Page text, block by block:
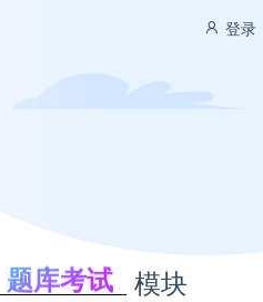
登录
积分商城 模块